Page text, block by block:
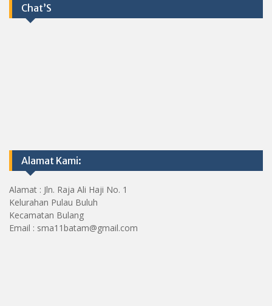
Chat’S
Alamat Kami:
Alamat : Jln. Raja Ali Haji No. 1
Kelurahan Pulau Buluh
Kecamatan Bulang
Email : sma11batam@gmail.com